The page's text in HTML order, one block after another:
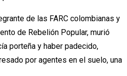
de las FARC colombianas y
de Rebelión Popular, murió
porteña y haber padecido,
por agentes en el suelo, una